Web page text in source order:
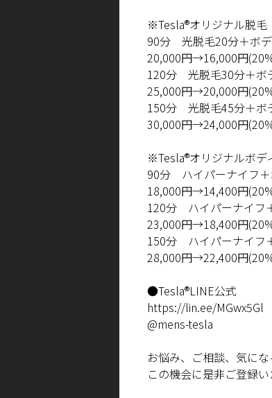
※Tesla®オリジナル脱毛
90分 光脱毛20分＋ボ
20,000円→16,000円
120分 光脱毛30分＋ボ
25,000円→20,000円
150分 光脱毛45分＋ボ
30,000円→24,000円
※Tesla®オリジナルボデ
90分 ハイパーナイフ
18,000円→14,400円
120分 ハイパーナイフ
23,000円→18,400円
150分 ハイパーナイフ
28,000円→22,400円
●Tesla®LINE公式
https://lin.ee/MGwx5Gl
@mens-tesla
お悩み、ご相談、気に
この機会に是非ご登録